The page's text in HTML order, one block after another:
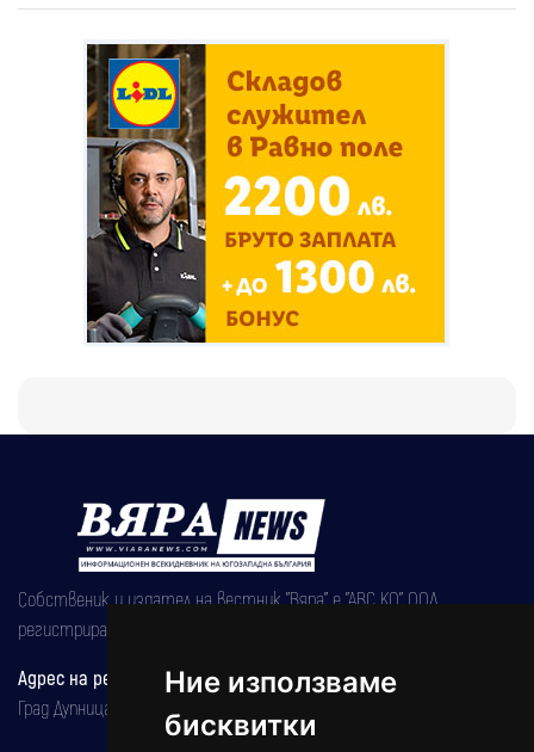
Ние използваме
бисквитки
Собственик и издател на вестник "Вяра" е "АВС КО" ООД,
регистрирана на 08.05.2002 година.
Адрес на редакцията
Град Дупница, ул.''Христо Ботев" 43